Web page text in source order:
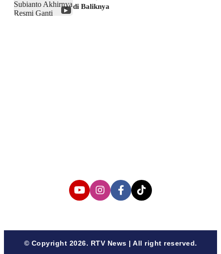
▶
di Baliknya
© Copyright 2026. RTV News | All right reserved.